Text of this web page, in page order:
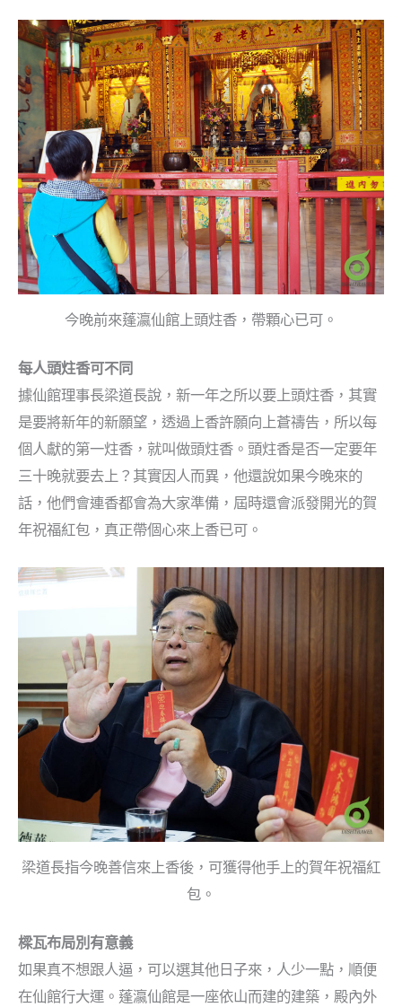
今晚前來蓬瀛仙館上頭炷香，帶顆心已可。
每人頭炷香可不同
據仙館理事長梁道長說，新一年之所以要上頭炷香，其實
是要將新年的新願望，透過上香許願向上蒼禱告，所以每
個人獻的第一炷香，就叫做頭炷香。頭炷香是否一定要年
三十晚就要去上？其實因人而異，他還說如果今晚來的
話，他們會連香都會為大家準備，屆時還會派發開光的賀
年祝福紅包，真正帶個心來上香已可。
梁道長指今晚善信來上香後，可獲得他手上的賀年祝福紅
包。
樑瓦布局別有意義
如果真不想跟人逼，可以選其他日子來，人少一點，順便
在仙館行大運。蓬瀛仙館是一座依山而建的建築，殿內外